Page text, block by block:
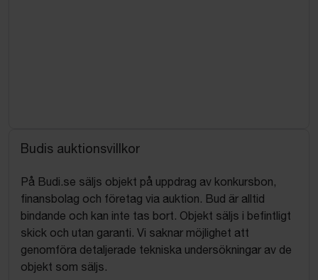
Budis auktionsvillkor
På Budi.se säljs objekt på uppdrag av konkursbon,
finansbolag och företag via auktion. Bud är alltid
bindande och kan inte tas bort. Objekt säljs i befintligt
skick och utan garanti. Vi saknar möjlighet att
genomföra detaljerade tekniska undersökningar av de
objekt som säljs.